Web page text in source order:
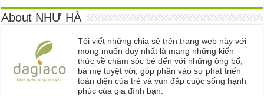
About NHƯ HÀ
Tôi viết những chia sẻ trên trang web này với
mong muốn duy nhất là mang những kiến
thức về chăm sóc bé đến với những ông bố,
bà mẹ tuyệt vời; góp phần vào sự phát triển
toàn diện của trẻ và vun đắp cuộc sống hạnh
phúc của gia đình bạn.